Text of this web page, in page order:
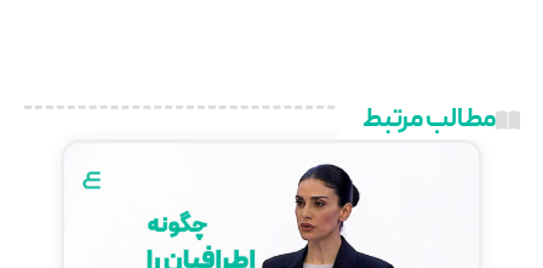
مطالب مرتبط